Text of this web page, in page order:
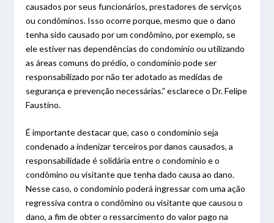
causados por seus funcionários, prestadores de serviços
ou condôminos. Isso ocorre porque, mesmo que o dano
tenha sido causado por um condômino, por exemplo, se
ele estiver nas dependências do condomínio ou utilizando
as áreas comuns do prédio, o condomínio pode ser
responsabilizado por não ter adotado as medidas de
segurança e prevenção necessárias.” esclarece o Dr. Felipe
Faustino.
É importante destacar que, caso o condomínio seja
condenado a indenizar terceiros por danos causados, a
responsabilidade é solidária entre o condomínio e o
condômino ou visitante que tenha dado causa ao dano.
Nesse caso, o condomínio poderá ingressar com uma ação
regressiva contra o condômino ou visitante que causou o
dano, a fim de obter o ressarcimento do valor pago na